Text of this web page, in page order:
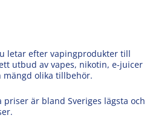
letar efter vapingprodukter till
utbud av vapes, nikotin, e-juicer
mängd olika tillbehör.
priser är bland Sveriges lägsta och